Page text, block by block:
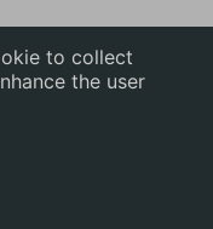
to collect
the user